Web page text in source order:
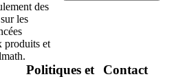
des
les
produits et
Politiques et
Contact